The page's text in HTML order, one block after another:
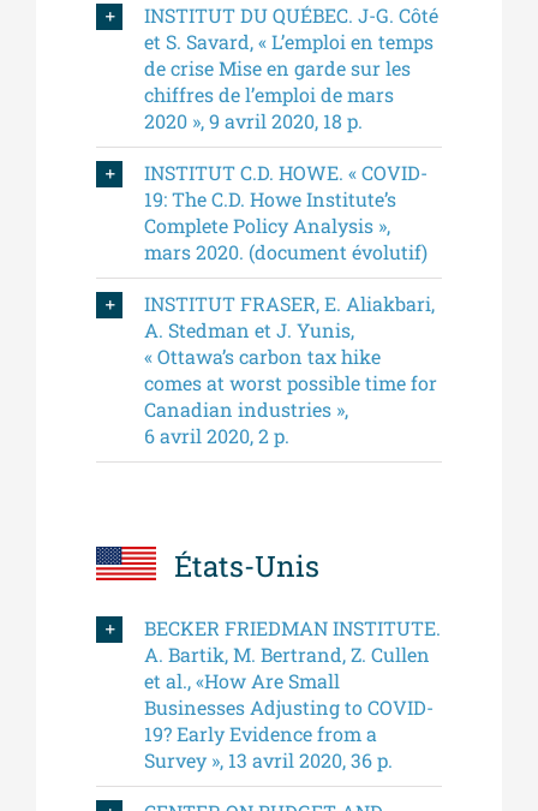
INSTITUT DU QUÉBEC. J-G. Côté
et S. Savard, « L’emploi en temps
de crise Mise en garde sur les
chiffres de l’emploi de mars
2020 », 9 avril 2020, 18 p.
INSTITUT C.D. HOWE. « COVID-
19: The C.D. Howe Institute’s
Complete Policy Analysis »,
mars 2020. (document évolutif)
INSTITUT FRASER, E. Aliakbari,
A. Stedman et J. Yunis,
« Ottawa’s carbon tax hike
comes at worst possible time for
Canadian industries »,
6 avril 2020, 2 p.
États-Unis
BECKER FRIEDMAN INSTITUTE.
A. Bartik, M. Bertrand, Z. Cullen
et al., «How Are Small
Businesses Adjusting to COVID-
19? Early Evidence from a
Survey », 13 avril 2020, 36 p.